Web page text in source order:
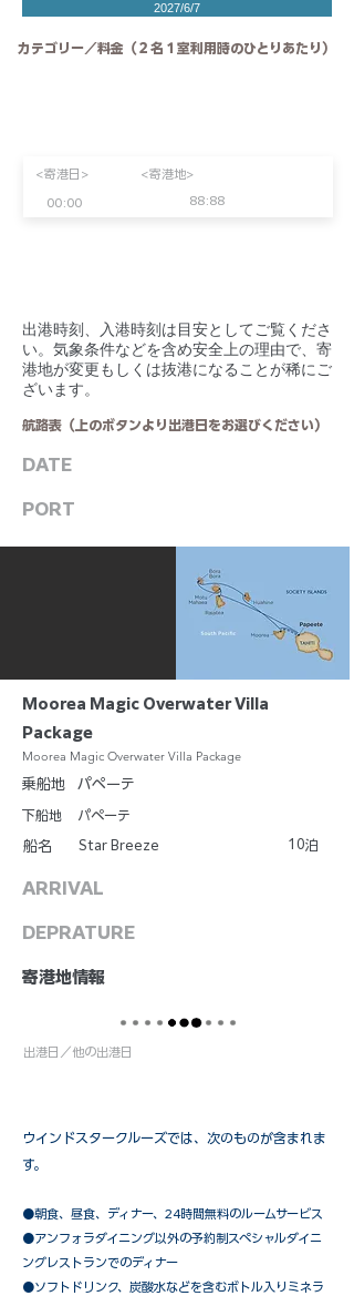
<寄港日>
00:00 88:88
<寄港地>
2027/6/7
カテゴリー／料金（２名１室利用時のひとりあたり）
​出港時刻、入港時刻は目安としてご覧くださ
い。気象条件などを含め安全上の理由で、寄
港地が変更もしくは抜港になることが稀にご
ざいます。
航路表（上のボタンより出港日をお選びください）
DATE
PORT
Moorea Magic Overwater Villa
Package
Moorea Magic Overwater Villa Package
乗船地
下船地
船名
パペーテ
パペーテ
Star Breeze 10泊
ARRIVAL
DEPRATURE
​寄港地情報
出港日／他の出港日
ウインドスタークルーズでは、次のものが含まれま
す。
●朝食、昼食、ディナー、24時間無料のルームサービス
​●アンフォラダイニング以外の予約制スペシャルダイニ
ングレストランでのディナー
●ソフトドリンク、炭酸水などを含むボトル入りミネラ